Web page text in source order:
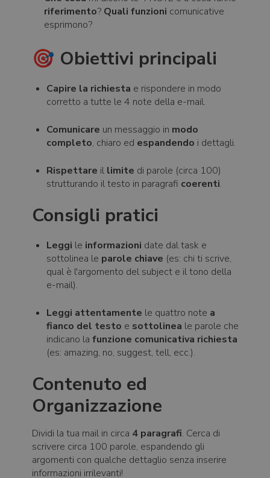
riferimento? Quali funzioni comunicative
esprimono?
🎯 Obiettivi principali
Capire la richiesta e rispondere in modo
corretto a tutte le 4 note della e-mail.
Comunicare un messaggio in modo
completo, chiaro ed espandendo i dettagli.
Rispettare il limite di parole (circa 100)
strutturando il testo in paragrafi coerenti.
Consigli pratici
Leggi le informazioni date dal task e
sottolinea le parole chiave (es: chi ti scrive,
qual è l'argomento del subject e il tono della
e-mail).
Leggi attentamente le quattro note a
fianco del testo e sottolinea le parole che
indicano la funzione comunicativa richiesta
(es: amazing, no, suggest, tell, ecc.).
Contenuto ed
Organizzazione
Dividi la tua mail in circa 4 paragrafi. Cerca di
scrivere circa 100 parole, espandendo gli
argomenti con qualche dettaglio senza inserire
informazioni irrilevanti!